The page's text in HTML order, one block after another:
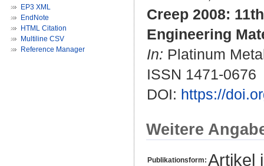
EP3 XML
EndNote
HTML Citation
Multiline CSV
Reference Manager
Creep 2008:
Engineering
In: Platinum
ISSN 1471-0676
DOI: https://
Weitere
Publikationsform: Artikel